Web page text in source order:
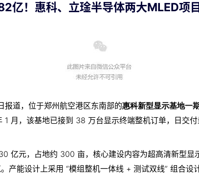
亿！惠科、立琻半导体两大MLED项
道，位于郑州航空港区东南部的惠科新型显示基地一
月，该基地已接到 38 万台显示终端整机订单，日交
亿元，占地约 300 亩，核心建设内容为超高清新型
产能设计上采用 “模组整机一体线 + 测试双线” 组合设